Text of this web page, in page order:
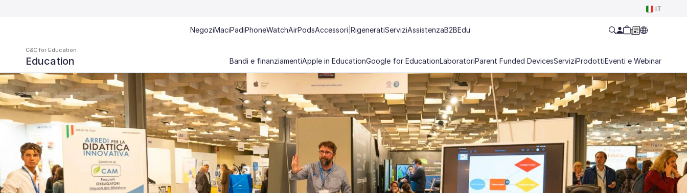
IT
NegoziMaciPadiPhoneWatchAirPodsAccessori RigeneratiServiziAssistenzaB2BEdu
C&C for Education
Education Bandi e finanziamentiApple in EducationGoogle for EducationLaboratoriParent Funded DevicesServiziProdottiEventi e Webinar